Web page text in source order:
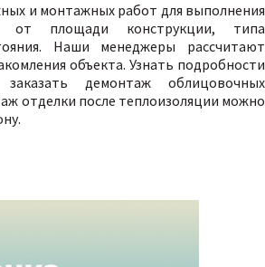
и монтажных работ для выполнения
от площади конструкции, типа
Наши менеджеры рассчитают
объекта. Узнать подробности
демонтаж облицовочных
отделки после теплоизоляции можно